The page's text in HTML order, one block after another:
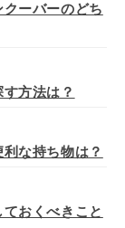
ーバーのどち
方法は？
な持ち物は？
おくべきこと